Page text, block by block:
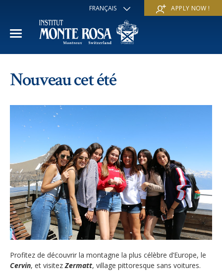
FRANÇAIS
DEUTSCH
日本
APPLY NOW !
Economie et affaires
Programme Trans-académique
Langues
Sports et arts
Programmes à la carte
Inscriptions
Apply
Découvrir
Services
Programmes spéciaux
Inscriptions
FAQ
COURS D'HIVER
Découvrir
Services
Inscriptions
FAQ
IE PROGRAMME
L'ÉCOLE
Mission et valeur pédagogique
Vie scolaire
Atmosphère en classe
Hébergement
A propos de nous
Historique
Actualités
Galeries
Contact
Nouveau cet été
Profitez de découvrir la montagne la plus célèbre d’Europe, le
Cervin, et visitezZermatt, village pittoresque sans voitures.